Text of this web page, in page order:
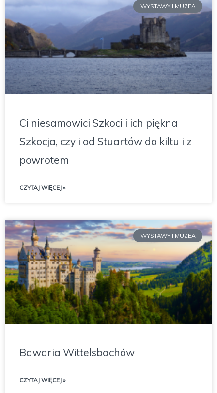
WYSTAWY I MUZEA
Ci niesamowici Szkoci i ich piękna
Szkocja, czyli od Stuartów do kiltu i z
powrotem
CZYTAJ WIĘCEJ »
WYSTAWY I MUZEA
Bawaria Wittelsbachów
CZYTAJ WIĘCEJ »